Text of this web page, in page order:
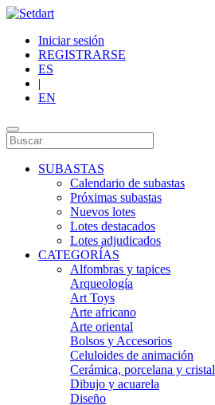
Iniciar sesión
REGISTRARSE
ES
|
EN
SUBASTAS
Calendario de subastas
Próximas subastas
Nuevos lotes
Lotes destacados
Lotes adjudicados
CATEGORÍAS
Alfombras y tapices
Arqueología
Art Toys
Arte africano
Arte oriental
Bolsos y Accesorios
Celuloides de animación
Cerámica, porcelana y cristal
Dibujo y acuarela
Diseño